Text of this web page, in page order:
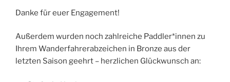
Danke für euer Engagement!
Außerdem wurden noch zahlreiche Paddler*innen zu
Ihrem Wanderfahrerabzeichen in Bronze aus der
letzten Saison geehrt – herzlichen Glückwunsch an: